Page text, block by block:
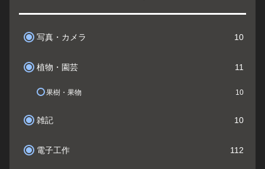
写真・カメラ 10
植物・園芸 11
果樹・果物 10
雑記 10
電子工作 112